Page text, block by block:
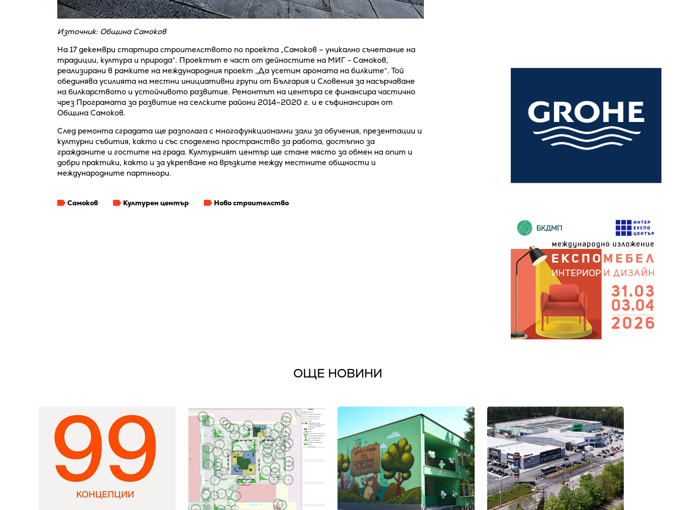
Източник: Община Самоков
На 17 декември стартира строителството по проекта „Самоков – уникално съчетание на
традиции, култура и природа“. Проектът е част от дейностите на МИГ - Самоков,
реализирани в рамките на международния проект „Да усетим аромата на билките“. Той
обединява усилията на местни инициативни групи от България и Словения за насърчаване
на билкарството и устойчивото развитие. Ремонтът на центъра се финансира частично
чрез Програмата за развитие на селските райони 2014–2020 г. и е съфинансиран от
Община Самоков.
След ремонта сградата ще разполага с многофункционални зали за обучения, презентации и
културни събития, както и със споделено пространство за работа, достъпно за
гражданите и гостите на града. Културният център ще стане място за обмен на опит и
добри практики, както и за укрепване на връзките между местните общности и
международните партньори.
Самоков Културен център Ново строителство
ОЩЕ НОВИНИ